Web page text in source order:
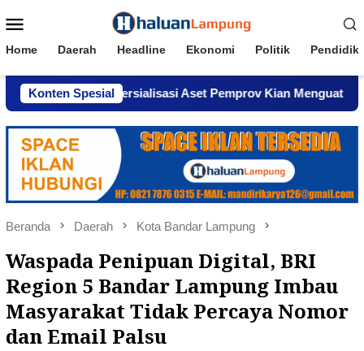
ke
Mobile
Home Daerah Headline Ekonomi Politik
Konten Spesial
Komersialisasi Aset Pemprov Kian Menguat AWPI
Beranda Daerah Kota Bandar Lampung
Waspada Penipuan Digital, BRI
Region 5 Bandar Lampung Imbau
Masyarakat Tidak Percaya Nomor
dan Email Palsu